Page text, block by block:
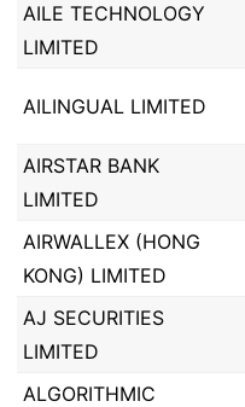
AILE TECHNOLOGY
LIMITED
AILINGUAL LIMITED
AIRSTAR BANK
LIMITED
AIRWALLEX (HONG
KONG) LIMITED
AJ SECURITIES
LIMITED
ALGORITHMIC